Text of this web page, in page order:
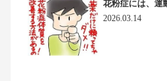
花粉症には、運
2026.03.14